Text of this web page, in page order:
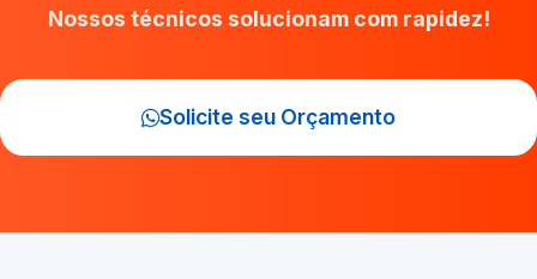
Nossos técnicos solucionam com rapidez!
Solicite seu Orçamento